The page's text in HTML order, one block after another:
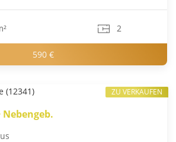
2
590 €
ZU VERKAUFEN